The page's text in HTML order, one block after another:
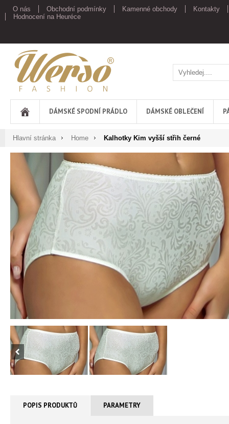
O nás Obchodní podmínky Kamenné obchody
Kontakty
Hodnocení na Heuréce
Werso
DÁMSKÉ SPODNÍ PRÁDLO DÁMSKÉ OBLEČENÍ
Hlavní stránka Home Kalhotky Kim vyšší střih černé
POPIS PRODUKTŮ PARAMETRY